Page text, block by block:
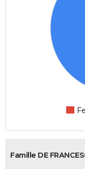
Famille DE